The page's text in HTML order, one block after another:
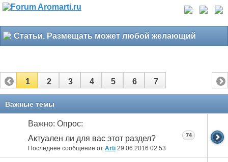
Статьи. Размещать может любой желающий
1 2 3 4 5 6 7
Важные темы
Важно: Опрос:
Актуален ли для вас этот раздел?
Последнее сообщение от Arti 29.06.2016 02:53
74